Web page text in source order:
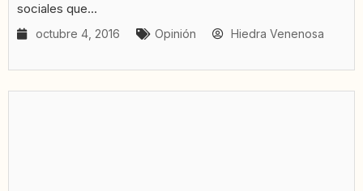
sociales que...
octubre 4, 2016 Opinión Hiedra Venenosa